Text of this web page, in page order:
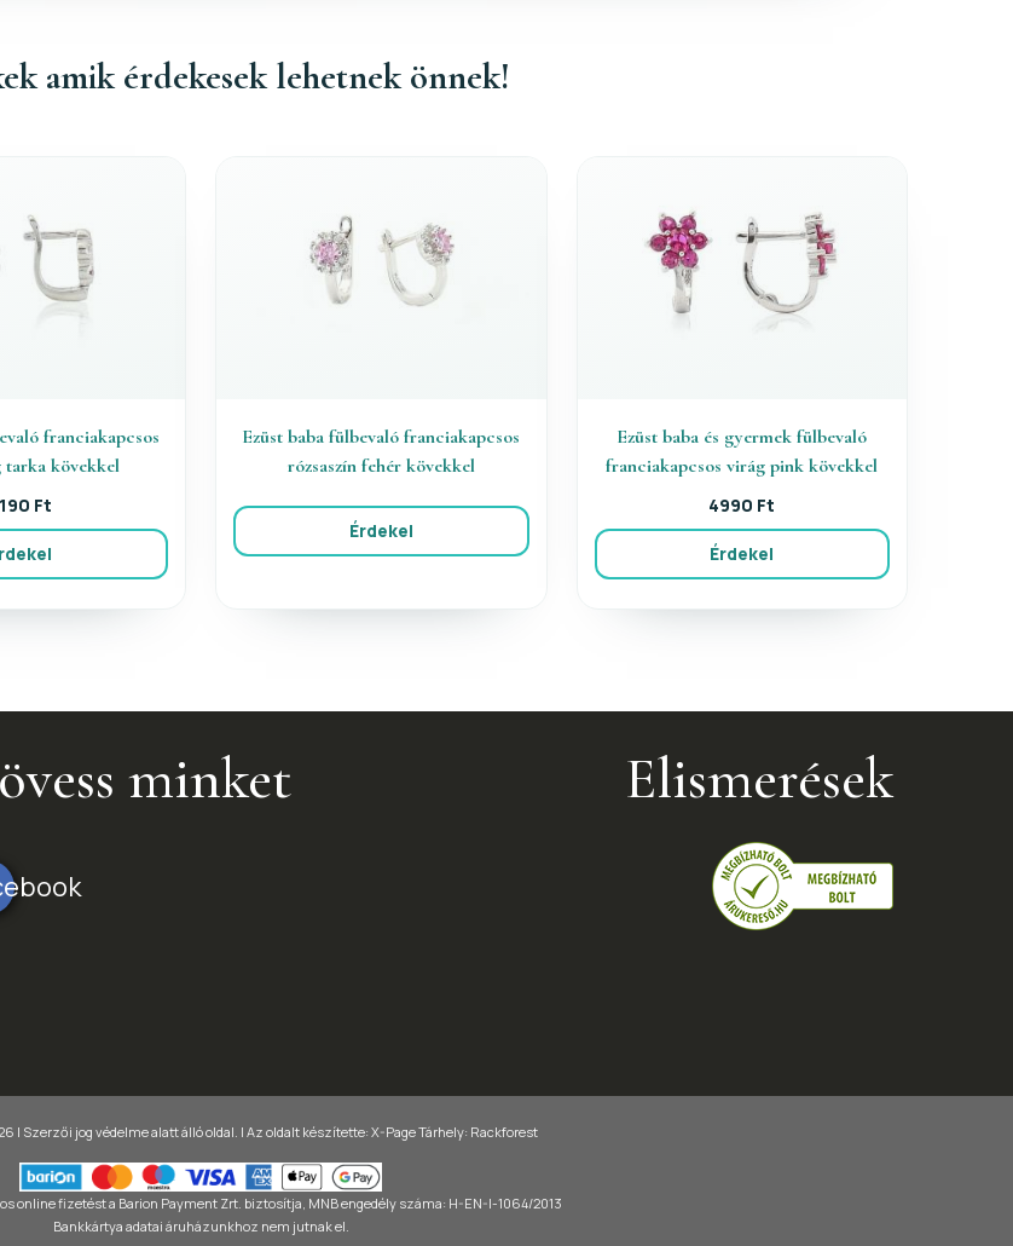
amik érdekesek lehetnek önnek!
franciakapcsos
tarka kövekkel
Ft
Ezüst baba fülbevaló franciakapcsos
rózsaszín fehér kövekkel
Érdekel
Ezüst baba és gyermek fülbevaló
franciakapcsos virág pink kövekkel
4990 Ft
Érdekel
minket Elismerések
| Szerzői jog védelme alatt álló oldal. | Az oldalt készítette: X-PageTárhely: Rackforest
online fizetést a Barion Payment Zrt. biztosítja, MNB engedély száma: H-EN-I-1064/2013
Bankkártya adatai áruházunkhoz nem jutnak el.